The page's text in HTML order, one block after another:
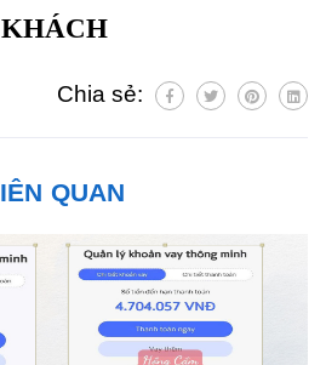
KHÁCH
Chia sẻ:
QUAN